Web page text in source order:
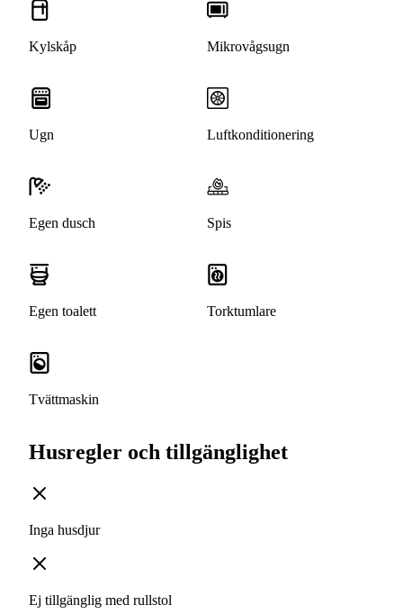
Kylskåp Mikrovågsugn
Ugn Luftkonditionering
Egen dusch Spis
Egen toalett Torktumlare
Tvättmaskin
Husregler och tillgänglighet
Inga husdjur
Ej tillgänglig med rullstol